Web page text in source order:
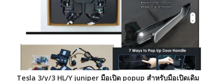
Tesla 3/y/3 HL/Y juniper มือเปิด popup สำหรับมือเปิดเดิม